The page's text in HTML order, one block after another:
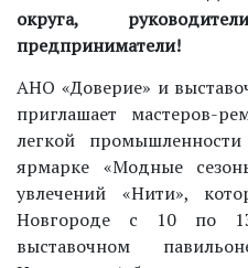
округа,
предприниматели!
АНО «Доверие» и
приглашает мастеров-
легкой
ярмарке «Модные
увлечений «Нити»,
Новгороде с 10 по
выставочном